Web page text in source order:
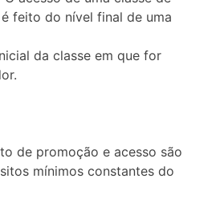
feito do nível final de uma
da classe em que for
de promoção e acesso são
mínimos constantes do